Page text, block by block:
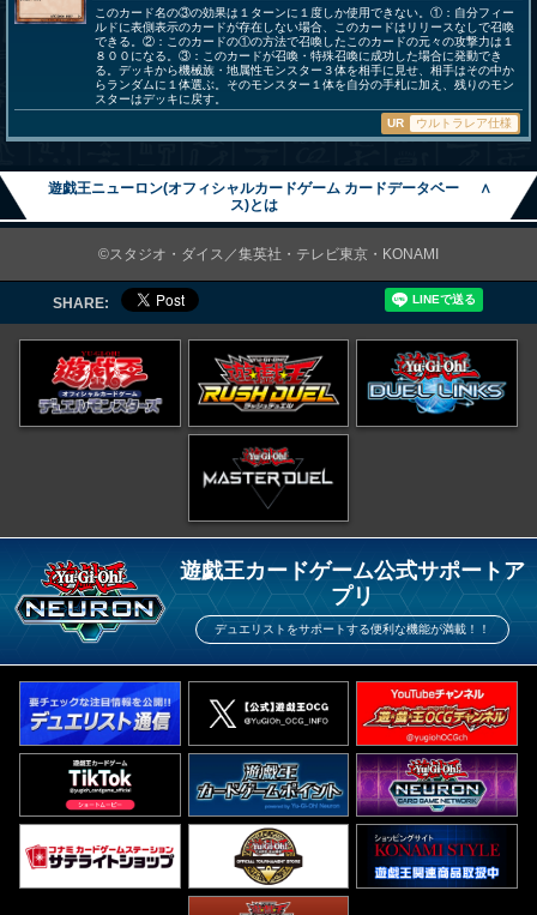
このカード名の③の効果は１ターンに１度しか使用できない。①：自分フィー
ルドに表側表示のカードが存在しない場合、このカードはリリースなしで召喚
できる。②：このカードの①の方法で召喚したこのカードの元々の攻撃力は１
８００になる。③：このカードが召喚・特殊召喚に成功した場合に発動でき
る。デッキから機械族・地属性モンスター３体を相手に見せ、相手はその中か
らランダムに１体選ぶ。そのモンスター１体を自分の手札に加え、残りのモン
スターはデッキに戻す。
UR
ウルトラレア仕様
遊戯王ニューロン(オフィシャルカードゲーム カードデータベー
ス)とは
∧
©スタジオ・ダイス／集英社・テレビ東京・KONAMI
SHARE:
遊戯王カードゲーム公式サポートア
プリ
デュエリストをサポートする便利な機能が満載！！